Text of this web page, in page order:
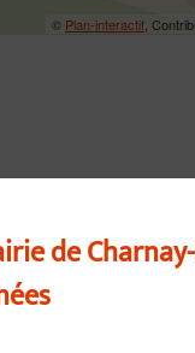
© Plan-interactif,
de